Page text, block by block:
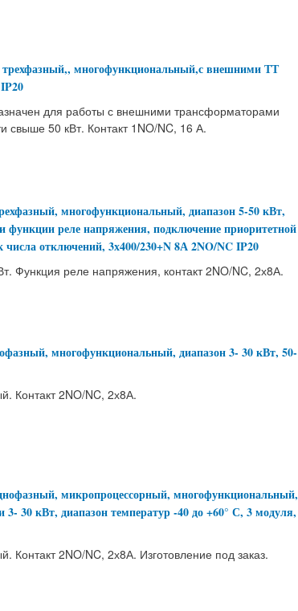
многофункциональный,с внешними ТТ
для работы с внешними трансформаторами
свыше 50 кВт. Контакт 1NO/NC, 16 А.
многофункциональный, диапазон 5-50 кВт,
функции реле напряжения, подключение приоритетной
числа отключений, 3х400/230+N 8А 2NO/NC IP20
Функция реле напряжения, контакт 2NO/NC, 2х8А.
многофункциональный, диапазон 3- 30 кВт, 50-
Контакт 2NO/NC, 2х8А.
микропроцессорный, многофункциональный,
30 кВт, диапазон температур -40 до +60° С, 3 модуля,
Контакт 2NO/NC, 2х8А. Изготовление под заказ.